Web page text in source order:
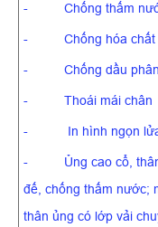
- Chống thấm
- Chống hóa chất
- Chống dầu phân
- Thoái mái chân
- In hình ngọn lửa
- Ủng cao cổ, thân
đế, chống thấm nước;
thân ủng có lớp vải